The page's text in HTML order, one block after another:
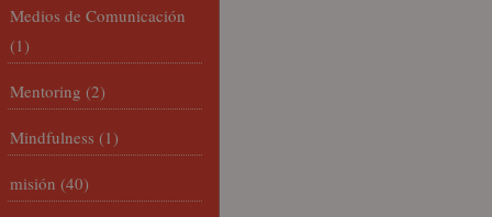
Medios de Comunicación
(1)
Mentoring (2)
Mindfulness (1)
misión (40)